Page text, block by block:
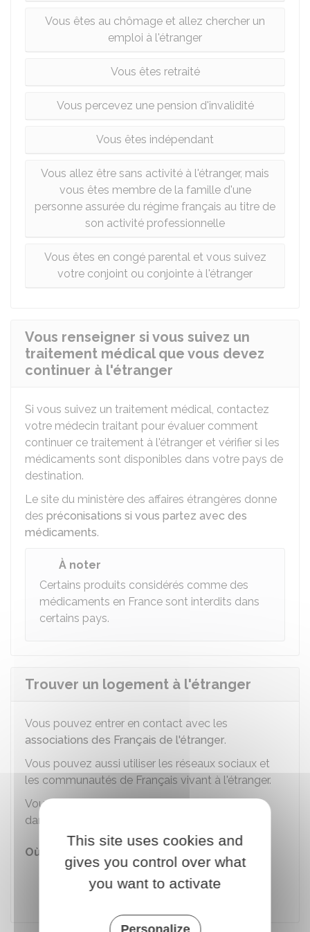
Vous êtes au chômage et allez chercher un
emploi à l'étranger
Vous êtes retraité
Vous percevez une pension d'invalidité
Vous êtes indépendant
Vous allez être sans activité à l'étranger, mais
vous êtes membre de la famille d'une
personne assurée du régime français au titre de
son activité professionnelle
Vous êtes en congé parental et vous suivez
votre conjoint ou conjointe à l'étranger
Vous renseigner si vous suivez un
traitement médical que vous devez
continuer à l'étranger
Si vous suivez un traitement médical, contactez
votre médecin traitant pour évaluer comment
continuer ce traitement à l'étranger et vérifier si les
médicaments sont disponibles dans votre pays de
destination.
Le site du ministère des affaires étrangères donne
des préconisations si vous partez avec des
médicaments.
À noter
Certains produits considérés comme des
médicaments en France sont interdits dans
certains pays.
Trouver un logement à l'étranger
Vous pouvez entrer en contact avec les
associations des Français de l'étranger.
Vous pouvez aussi utiliser les réseaux sociaux et
les communautés de Français vivant à l'étranger.
Vous pouvez également contacter le consulat
dans votre pays de destination.
Où s'adresser ?
Ambassade ou consulat français à
l'étranger
This site uses cookies and
gives you control over what
you want to activate
Personalize